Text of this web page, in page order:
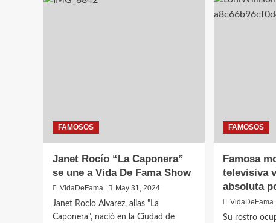
FAMOSOS
Janet Rocío “La Caponera”
se une a Vida De Fama Show
VidaDeFama
May 31, 2024
Janet Rocio Alvarez, alias "La
Caponera", nació en la Ciudad de
FAMOSOS
Famosa
televisiva
absoluta
VidaDeFama
Su rostro